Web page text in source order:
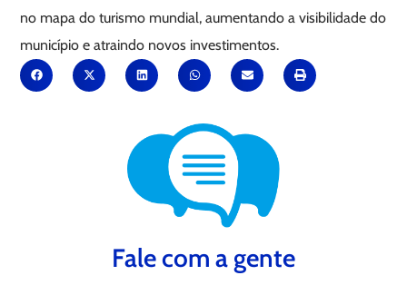
no mapa do turismo mundial, aumentando a visibilidade do
município e atraindo novos investimentos.
Fale com a gente